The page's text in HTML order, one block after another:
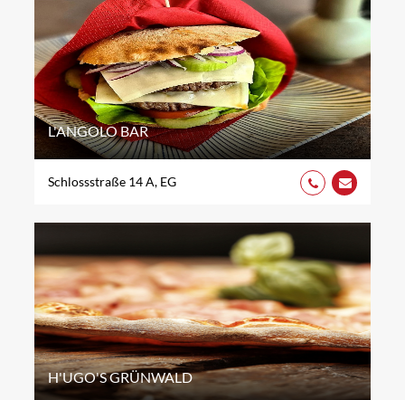
L'ANGOLO BAR
Schlossstraße 14 A, EG
H'UGO'S GRÜNWALD